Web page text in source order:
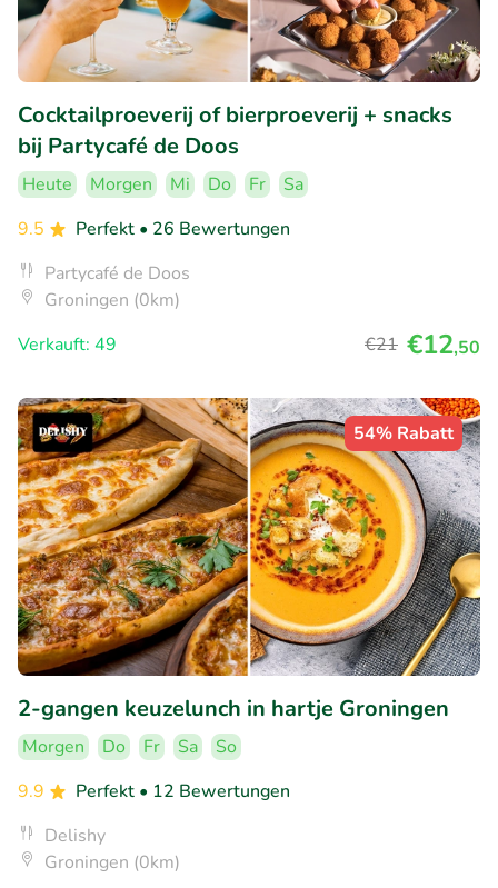
Cocktailproeverij of bierproeverij + snacks
bij Partycafé de Doos
Heute Morgen Mi Do Fr
Sa
9.5
Perfekt • 26 Bewertungen
Partycafé de Doos
Groningen (0km)
Verkauft: 49
€21 €12,50
54% Rabatt
2-gangen keuzelunch in hartje Groningen
Morgen Do Fr Sa
So
9.9
Perfekt • 12 Bewertungen
Delishy
Groningen (0km)